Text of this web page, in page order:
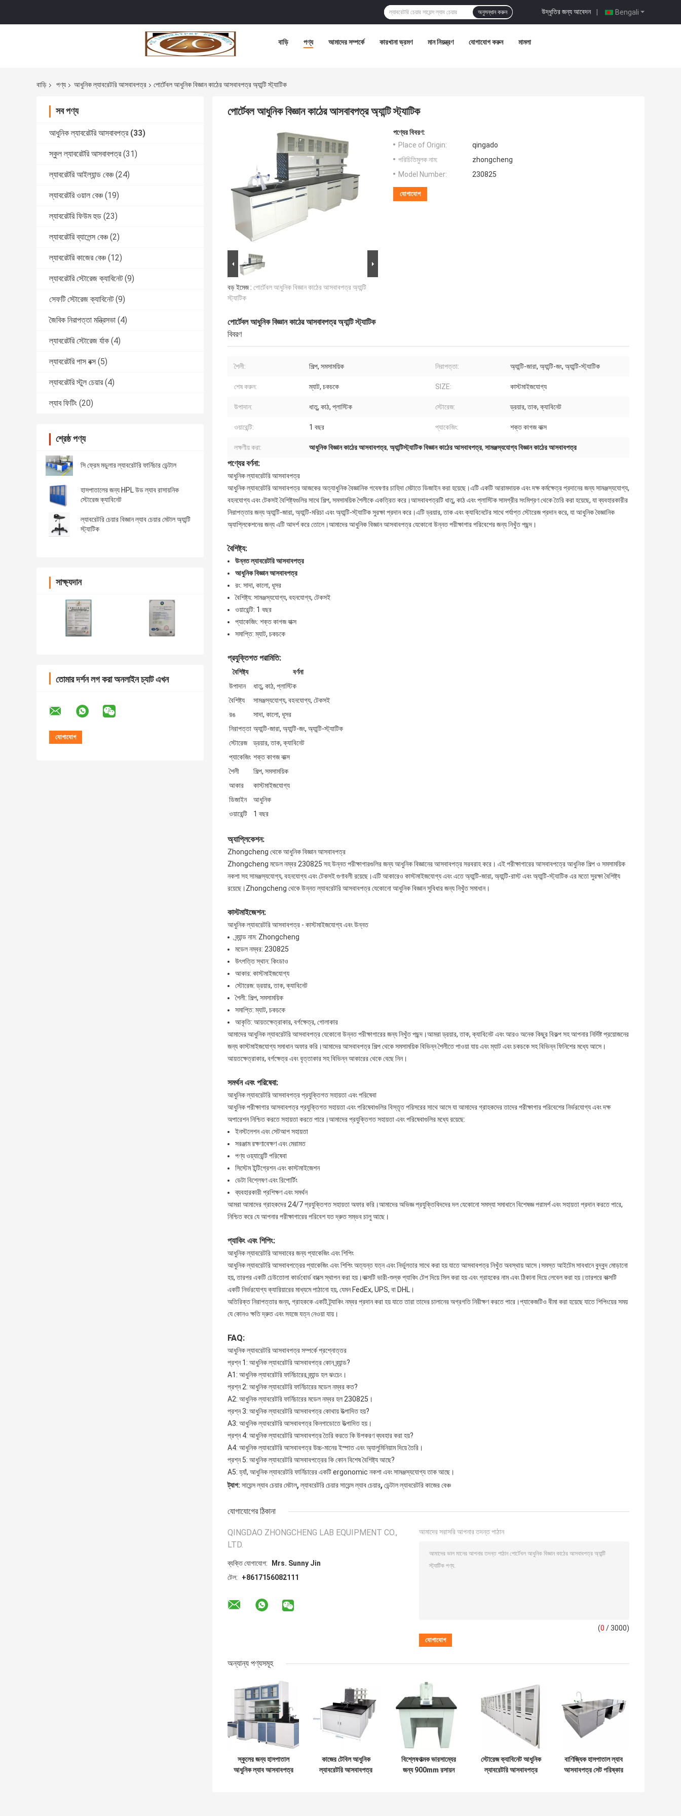
Bengali
উদ্ধৃতির জন্য আবেদন |
অনুসন্ধান করুন
বাড়ি পণ্য আমাদের সম্পর্কে কারখানা ভ্রমণ মান নিয়ন্ত্রণ যোগাযোগ করুন মামলা
বাড়ি পণ্য আধুনিক ল্যাবরেটরি আসবাবপত্র পোর্টেবল আধুনিক বিজ্ঞান কাঠের আসবাবপত্র অ্যান্টি স্ট্যাটিক
সব পণ্য
আধুনিক ল্যাবরেটরি আসবাবপত্র (33)
স্কুল ল্যাবরেটরি আসবাবপত্র (31)
ল্যাবরেটরি আইল্যান্ড বেঞ্চ (24)
ল্যাবরেটরি ওয়াল বেঞ্চ (19)
ল্যাবরেটরি ফিউম হুড (23)
ল্যাবরেটরি ব্যালেন্স বেঞ্চ (2)
ল্যাবরেটরি কাজের বেঞ্চ (12)
ল্যাবরেটরি স্টোরেজ ক্যাবিনেট (9)
সেফটি স্টোরেজ ক্যাবিনেট (9)
জৈবিক নিরাপত্তা মন্ত্রিসভা (4)
ল্যাবরেটরি স্টোরেজ র্যাক (4)
ল্যাবরেটরি পাস বক্স (5)
ল্যাবরেটরি স্টুল চেয়ার (4)
ল্যাব ফিটিং (20)
শ্রেষ্ঠ পণ্য
সি ফ্রেম মডুলার ল্যাবরেটরি ফার্নিচার ডেন্টাল
হাসপাতালের জন্য HPL উড ল্যাব রাসায়নিক
স্টোরেজ ক্যাবিনেট
ল্যাবরেটরি চেয়ার বিজ্ঞান ল্যাব চেয়ার মেটাল অ্যান্টি
স্ট্যাটিক
সাক্ষ্যদান
তোমার দর্শন লগ করা অনলাইন চ্যাট এখন
পোর্টেবল আধুনিক বিজ্ঞান কাঠের আসবাবপত্র অ্যান্টি স্ট্যাটিক
বড় ইমেজ : পোর্টেবল আধুনিক বিজ্ঞান কাঠের আসবাবপত্র অ্যান্টি
স্ট্যাটিক
পণ্যের বিবরণ:
Place of Origin:
qingado
পরিচিতিমুলক নাম:
zhongcheng
Model Number:
230825
যোগাযোগ
পোর্টেবল আধুনিক বিজ্ঞান কাঠের আসবাবপত্র অ্যান্টি স্ট্যাটিক
বিবরণ
শৈলী: শিল্প, সমসাময়িক নিরাপত্তা: অ্যান্টি-জারা, অ্যান্টি-জং, অ্যান্টি-স্ট্যাটিক
শেষ করুন: ম্যাট, চকচকে SIZE: কাস্টমাইজযোগ্য
উপাদান: ধাতু, কাঠ, প্লাস্টিক স্টোরেজ: ড্রয়ার, তাক, ক্যাবিনেট
ওয়ারেন্টি: 1 বছর প্যাকেজিং: শক্ত কাগজ বাক্স
লক্ষণীয় করা: আধুনিক বিজ্ঞান কাঠের আসবাবপত্র, অ্যান্টিস্ট্যাটিক বিজ্ঞান কাঠের আসবাবপত্র, সামঞ্জস্যযোগ্য বিজ্ঞান কাঠের আসবাবপত্র
পণ্যের বর্ণনা:
আধুনিক ল্যাবরেটরি আসবাবপত্র
আধুনিক ল্যাবরেটরি আসবাবপত্র আজকের অত্যাধুনিক বৈজ্ঞানিক গবেষণার চাহিদা মেটাতে ডিজাইন করা হয়েছে।এটি একটি আরামদায়ক এবং দক্ষ কর্মক্ষেত্র প্রদানের জন্য সামঞ্জস্যযোগ্য,
বহনযোগ্য এবং টেকসই বৈশিষ্ট্যগুলির সাথে শিল্প, সমসাময়িক শৈলীকে একত্রিত করে।আসবাবপত্রটি ধাতু, কাঠ এবং প্লাস্টিক সামগ্রীর সংমিশ্রণ থেকে তৈরি করা হয়েছে, যা ব্যবহারকারীর
নিরাপত্তার জন্য অ্যান্টি-জারা, অ্যান্টি-মরিচা এবং অ্যান্টি-স্ট্যাটিক সুরক্ষা প্রদান করে।এটি ড্রয়ার, তাক এবং ক্যাবিনেটের সাথে পর্যাপ্ত স্টোরেজ প্রদান করে, যা আধুনিক বৈজ্ঞানিক
অ্যাপ্লিকেশনের জন্য এটি আদর্শ করে তোলে।আমাদের আধুনিক বিজ্ঞান আসবাবপত্র যেকোনো উন্নত পরীক্ষাগার পরিবেশের জন্য নিখুঁত পছন্দ।
বৈশিষ্ট্য:
উন্নত ল্যাবরেটরি আসবাবপত্র
আধুনিক বিজ্ঞান আসবাবপত্র
রং: সাদা, কালো, ধূসর
বৈশিষ্ট্য: সামঞ্জস্যযোগ্য, বহনযোগ্য, টেকসই
ওয়ারেন্টি: 1 বছর
প্যাকেজিং: শক্ত কাগজ বাক্স
সমাপ্তি: ম্যাট, চকচকে
প্রযুক্তিগত পরামিতি:
বৈশিষ্ট্য
বর্ণনা
উপাদান
ধাতু, কাঠ, প্লাস্টিক
বৈশিষ্ট্য
সামঞ্জস্যযোগ্য, বহনযোগ্য, টেকসই
রঙ
সাদা, কালো, ধূসর
নিরাপত্তা অ্যান্টি-জারা, অ্যান্টি-জং, অ্যান্টি-স্ট্যাটিক
স্টোরেজ
ড্রয়ার, তাক, ক্যাবিনেট
প্যাকেজিং শক্ত কাগজ বাক্স
শৈলী
শিল্প, সমসাময়িক
আকার
কাস্টমাইজযোগ্য
ডিজাইন
আধুনিক
ওয়ারেন্টি
1 বছর
অ্যাপ্লিকেশন:
Zhongcheng থেকে আধুনিক বিজ্ঞান আসবাবপত্র
Zhongcheng মডেল নম্বর 230825 সহ উন্নত পরীক্ষাগারগুলির জন্য আধুনিক বিজ্ঞানের আসবাবপত্র সরবরাহ করে। এই পরীক্ষাগারের আসবাবপত্রে আধুনিক শিল্প ও সমসাময়িক
নকশা সহ সামঞ্জস্যযোগ্য, বহনযোগ্য এবং টেকসই গুণাবলী রয়েছে।এটি আকারেও কাস্টমাইজযোগ্য এবং এতে অ্যান্টি-জারা, অ্যান্টি-রাস্ট এবং অ্যান্টি-স্ট্যাটিক এর মতো সুরক্ষা বৈশিষ্ট্য
রয়েছে।Zhongcheng থেকে উন্নত ল্যাবরেটরি আসবাবপত্র যেকোনো আধুনিক বিজ্ঞান সুবিধার জন্য নিখুঁত সমাধান।
কাস্টমাইজেশন:
আধুনিক ল্যাবরেটরি আসবাবপত্র - কাস্টমাইজযোগ্য এবং উন্নত
ব্র্যান্ড নাম: Zhongcheng
মডেল নম্বর: 230825
উৎপত্তি স্থান: কিংডাও
আকার: কাস্টমাইজযোগ্য
স্টোরেজ: ড্রয়ার, তাক, ক্যাবিনেট
শৈলী: শিল্প, সমসাময়িক
সমাপ্তি: ম্যাট, চকচকে
আকৃতি: আয়তক্ষেত্রাকার, বর্গক্ষেত্র, গোলাকার
আমাদের আধুনিক ল্যাবরেটরি আসবাবপত্র যেকোনো উন্নত পরীক্ষাগারের জন্য নিখুঁত পছন্দ।আমরা ড্রয়ার, তাক, ক্যাবিনেট এবং আরও অনেক কিছুর বিকল্প সহ আপনার নির্দিষ্ট প্রয়োজনের
জন্য কাস্টমাইজযোগ্য সমাধান অফার করি।আমাদের আসবাবপত্র শিল্প থেকে সমসাময়িক বিভিন্ন শৈলীতে পাওয়া যায় এবং ম্যাট এবং চকচকে সহ বিভিন্ন ফিনিশের মধ্যে আসে।
আয়তক্ষেত্রাকার, বর্গক্ষেত্র এবং বৃত্তাকার সহ বিভিন্ন আকারের থেকে বেছে নিন।
সমর্থন এবং পরিষেবা:
আধুনিক ল্যাবরেটরি আসবাবপত্র প্রযুক্তিগত সহায়তা এবং পরিষেবা
আধুনিক পরীক্ষাগার আসবাবপত্র প্রযুক্তিগত সহায়তা এবং পরিষেবাগুলির বিস্তৃত পরিসরের সাথে আসে যা আমাদের গ্রাহকদের তাদের পরীক্ষাগার পরিবেশের নির্ভরযোগ্য এবং দক্ষ
অপারেশন নিশ্চিত করতে সহায়তা করতে পারে।আমাদের প্রযুক্তিগত সহায়তা এবং পরিষেবাগুলির মধ্যে রয়েছে:
ইনস্টলেশন এবং সেটআপ সহায়তা
সরঞ্জাম রক্ষণাবেক্ষণ এবং মেরামত
পণ্য ওয়্যারেন্টি পরিষেবা
সিস্টেম ইন্টিগ্রেশন এবং কাস্টমাইজেশন
ডেটা বিশ্লেষণ এবং রিপোর্টিং
ব্যবহারকারী প্রশিক্ষণ এবং সমর্থন
আমরা আমাদের গ্রাহকদের 24/7 প্রযুক্তিগত সহায়তা অফার করি।আমাদের অভিজ্ঞ প্রযুক্তিবিদদের দল যেকোনো সমস্যা সমাধানে বিশেষজ্ঞ পরামর্শ এবং সহায়তা প্রদান করতে পারে,
নিশ্চিত করে যে আপনার পরীক্ষাগারের পরিবেশ যত দ্রুত সম্ভব চালু আছে।
প্যাকিং এবং শিপিং:
আধুনিক ল্যাবরেটরি আসবাবের জন্য প্যাকেজিং এবং শিপিং
আধুনিক ল্যাবরেটরি আসবাবপত্রের প্যাকেজিং এবং শিপিং অত্যন্ত যত্ন এবং নির্ভুলতার সাথে করা হয় যাতে আসবাবপত্র নিখুঁত অবস্থায় আসে।সমস্ত আইটেম সাবধানে বুদ্বুদ মোড়ানো
হয়, তারপর একটি ঢেউতোলা কার্ডবোর্ড বাক্সে স্থাপন করা হয়।বাক্সটি ভারী-শুল্ক প্যাকিং টেপ দিয়ে সিল করা হয় এবং গ্রাহকের নাম এবং ঠিকানা দিয়ে লেবেল করা হয়।তারপরে বাক্সটি
একটি নির্ভরযোগ্য ক্যারিয়ারের মাধ্যমে পাঠানো হয়, যেমন FedEx, UPS, বা DHL।
অতিরিক্ত নিরাপত্তার জন্য, গ্রাহককে একটি ট্র্যাকিং নম্বর প্রদান করা হয় যাতে তারা তাদের চালানের অগ্রগতি নিরীক্ষণ করতে পারে।প্যাকেজটিও বীমা করা হয়েছে যাতে শিপিংয়ের সময়
যে কোনও ক্ষতি দ্রুত এবং সহজে যত্ন নেওয়া যায়।
FAQ:
আধুনিক ল্যাবরেটরি আসবাবপত্র সম্পর্কে প্রশ্নোত্তর
প্রশ্ন 1: আধুনিক ল্যাবরেটরি আসবাবপত্র কোন ব্র্যান্ড?
A1: আধুনিক ল্যাবরেটরি ফার্নিচারের ব্র্যান্ড হল ঝংচেং।
প্রশ্ন 2: আধুনিক ল্যাবরেটরি ফার্নিচারের মডেল নম্বর কত?
A2: আধুনিক ল্যাবরেটরি ফার্নিচারের মডেল নম্বর হল 230825।
প্রশ্ন 3: আধুনিক ল্যাবরেটরি আসবাবপত্র কোথায় উত্পাদিত হয়?
A3: আধুনিক ল্যাবরেটরি আসবাবপত্র কিনগাডোতে উত্পাদিত হয়।
প্রশ্ন 4: আধুনিক ল্যাবরেটরি আসবাবপত্র তৈরি করতে কি উপকরণ ব্যবহার করা হয়?
A4: আধুনিক ল্যাবরেটরি আসবাবপত্র উচ্চ-মানের ইস্পাত এবং অ্যালুমিনিয়াম দিয়ে তৈরি।
প্রশ্ন 5: আধুনিক ল্যাবরেটরি আসবাবপত্রের কি কোন বিশেষ বৈশিষ্ট্য আছে?
A5: হ্যাঁ, আধুনিক ল্যাবরেটরি ফার্নিচারের একটি ergonomic নকশা এবং সামঞ্জস্যযোগ্য তাক আছে।
ট্যাগ: সায়েন্স ল্যাব চেয়ার মেটাল, ল্যাবরেটরি চেয়ার সায়েন্স ল্যাব চেয়ার, ডেন্টাল ল্যাবরেটরি কাজের বেঞ্চ
যোগাযোগের ঠিকানা
QINGDAO ZHONGCHENG LAB EQUIPMENT CO.,
LTD.
ব্যক্তি যোগাযোগ:
Mrs. Sunny Jin
টেল:
+8617156082111
আমাদের সরাসরি আপনার তদন্ত পাঠান
(0 / 3000)
অন্যান্য পণ্যসমূহ
স্কুলের জন্য হাসপাতাল
আধুনিক ল্যাব আসবাবপত্র
কাজের টেবিল আধুনিক
ল্যাবরেটরি আসবাবপত্র
বিশ্লেষণাত্মক ভারসাম্যের
জন্য 900mm রসায়ন
স্টোরেজ ক্যাবিনেট আধুনিক
ল্যাবরেটরি আসবাবপত্র
বাণিজ্যিক হাসপাতাল ল্যাব
আসবাবপত্র সেট পরিষ্কার